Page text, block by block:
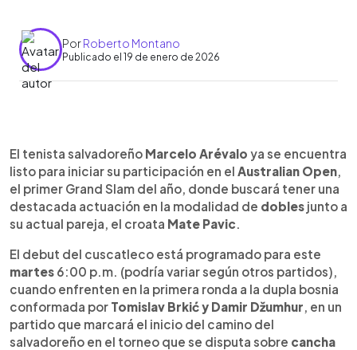
PorRoberto Montano
Publicado el 19 de enero de 2026
► Escuchar artículo
Marcelo Arévalo está listo para debutar este
martes en el Australian Open, el primer Grand Slam
del año, en la modalidad de dobles junto al croata
Mate Pavic. El salvadoreño enfrentará en primera
ronda a la pareja bosnia formada por Tomislav
Brkić y Damir Džumhur. Arévalo, de 35 años, busca
superar su mejor actuación en Melbourne, donde
alcanzó los cuartos de final en 2020, 2021 y 2023.
Aunque la cancha dura no es su superficie favorita,
llega motivado tras una preparación previa en
Australia y su participación en el torneo de
Adelaida.
El tenista salvadoreño Marcelo Arévalo ya se encuentra
listo para iniciar su participación en el Australian Open,
el primer Grand Slam del año, donde buscará tener una
destacada actuación en la modalidad de dobles junto a
su actual pareja, el croata Mate Pavic.
El debut del cuscatleco está programado para este
martes 6:00 p.m. (podría variar según otros partidos),
cuando enfrenten en la primera ronda a la dupla bosnia
conformada por Tomislav Brkić y Damir Džumhur, en un
partido que marcará el inicio del camino del
salvadoreño en el torneo que se disputa sobre cancha